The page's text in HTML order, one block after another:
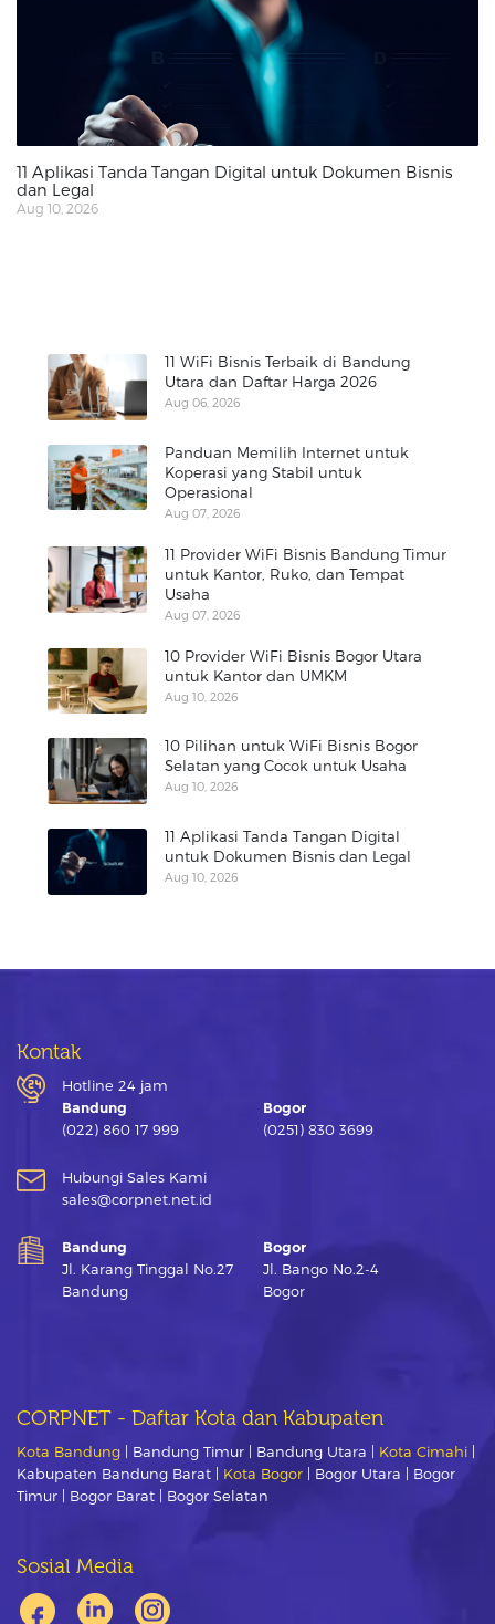
11 Aplikasi Tanda Tangan Digital untuk Dokumen Bisnis
dan Legal
Aug 10, 2026
11 WiFi Bisnis Terbaik di Bandung
Utara dan Daftar Harga 2026
Aug 06, 2026
Panduan Memilih Internet untuk
Koperasi yang Stabil untuk
Operasional
Aug 07, 2026
11 Provider WiFi Bisnis Bandung Timur
untuk Kantor, Ruko, dan Tempat
Usaha
Aug 07, 2026
10 Provider WiFi Bisnis Bogor Utara
untuk Kantor dan UMKM
Aug 10, 2026
10 Pilihan untuk WiFi Bisnis Bogor
Selatan yang Cocok untuk Usaha
Aug 10, 2026
11 Aplikasi Tanda Tangan Digital
untuk Dokumen Bisnis dan Legal
Aug 10, 2026
Kontak
Hotline 24 jam
Bandung
(022) 860 17 999
Bogor
(0251) 830 3699
Hubungi Sales Kami
sales@corpnet.net.id
Bandung
Jl. Karang Tinggal No.27
Bandung
Bogor
Jl. Bango No.2-4
Bogor
CORPNET - Daftar Kota dan Kabupaten
Kota Bandung | Bandung Timur | Bandung Utara | Kota Cimahi
Kabupaten Bandung Barat | Kota Bogor | Bogor Utara | Bogor
Timur | Bogor Barat | Bogor Selatan
Sosial Media